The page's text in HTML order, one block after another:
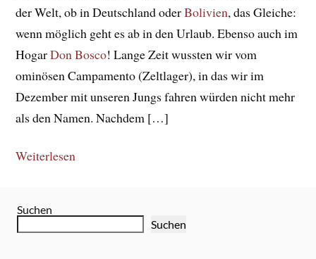
der Welt, ob in Deutschland oderBolivien, das Gleiche:
wenn möglich geht es ab in den Urlaub. Ebenso auch im
HogarDon Bosco! Lange Zeit wussten wir vom
ominösen Campamento (Zeltlager), in das wir im
Dezember mit unseren Jungs fahren würden nicht mehr
als den Namen. Nachdem […]
Weiterlesen
Suchen
Suchen